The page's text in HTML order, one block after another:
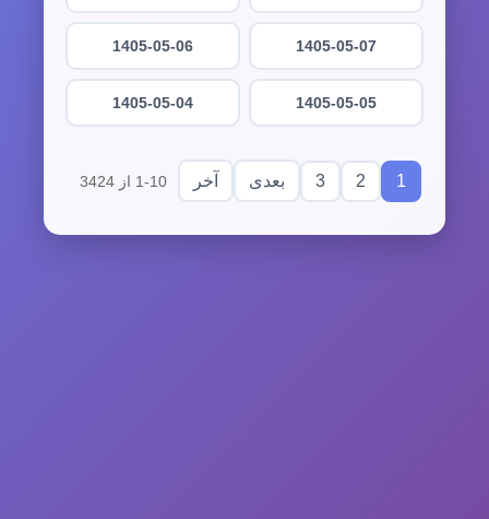
1405-05-07
1405-05-06
1405-05-05
1405-05-04
1
2
3 بعدی آخر 1-10 از 3424